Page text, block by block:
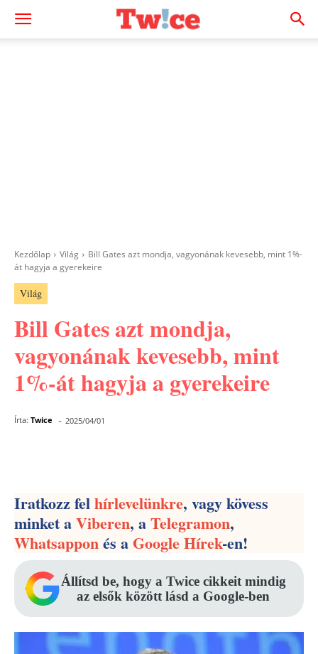
Kezdőlap Világ
Bill Gates azt mondja, vagyonának kevesebb, mint 1%-
át hagyja a gyerekeire
Világ
Bill Gates azt mondja,
vagyonának kevesebb, mint
1%-át hagyja a gyerekeire
Írta: Twice - 2025/04/01
Iratkozz felhírlevelünkre, vagy kövess
minket aViberen, aTelegramon,
Whatsapponés aGoogle Hírek-en!
Állítsd be, hogy a Twice cikkeit mindig
az elsők között lásd a Google-ben